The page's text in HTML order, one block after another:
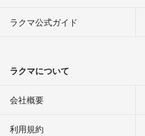
ラクマ公式ガイド
ラクマについて
会社概要
利用規約